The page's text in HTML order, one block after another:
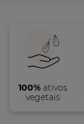
100%ativos
vegetais